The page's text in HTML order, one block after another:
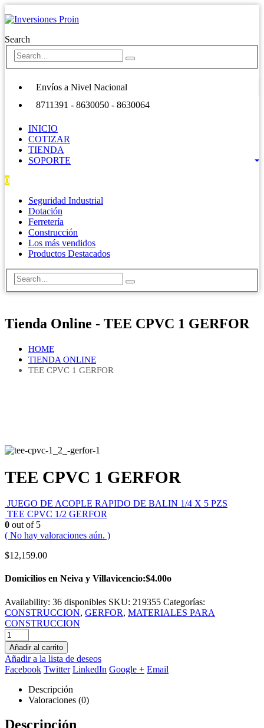
Search
Envíos a Nivel Nacional
8711391 - 8630050 - 8630064
INICIO
COTIZAR
TIENDA
SOPORTE
0
Seguridad Industrial
Dotación
Ferretería
Construcción
Los más vendidos
Productos Destacados
Tienda Online - TEE CPVC 1 GERFOR
HOME
TIENDA ONLINE
TEE CPVC 1 GERFOR
TEE CPVC 1 GERFOR
JUEGO DE ACOPLE RAPIDO DE BALIN 1/4 X 5 PZS
TEE CPVC 1/2 GERFOR
0 out of 5
( No hay valoraciones aún. )
$12,159.00
Domicilios en Neiva y Villavicencio:$4.00o
Availability: 36 disponibles SKU: 219355 Categorías:
CONSTRUCCION, GERFOR, MATERIALES PARA
CONSTRUCCION
Añadir al carrito
Añadir a la lista de deseos
Facebook Twitter LinkedIn Google + Email
Descripción
Valoraciones (0)
Descripción